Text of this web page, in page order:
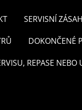
SERVISNÍ
DOKONČENÉ
REPASE NEBO